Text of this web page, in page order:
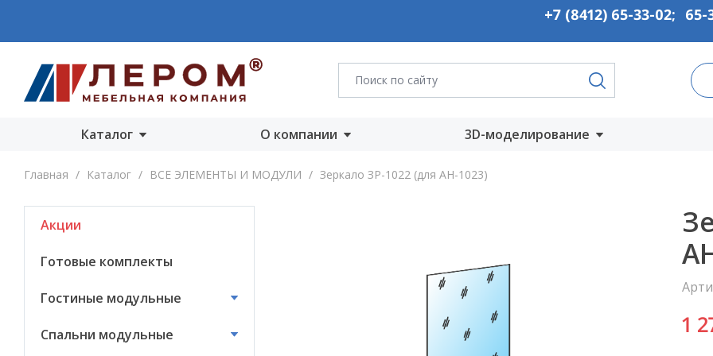
+7 (8412) 65-33-02; 65-
Каталог
Акции
Детские модульные
Прихожие
О компании
О компании
3D-моделирование
Запустить онлайн
Главная / Каталог / ВСЕ ЭЛЕМЕНТЫ И МОДУЛИ / Зеркало ЗР-1022 (для АН-1023)
Акции
Готовые комплекты
Гостиные модульные
Спальни модульные 1